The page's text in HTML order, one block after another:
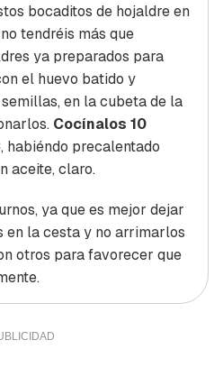
bocaditos de hojaldre en
tendréis más que
ya preparados para
el huevo batido y
en la cubeta de la
Cocínalos 10
, habiéndo precalentado
aceite, claro.
ya que es mejor dejar
en la cesta y no arrimarlos
otros para favorecer que